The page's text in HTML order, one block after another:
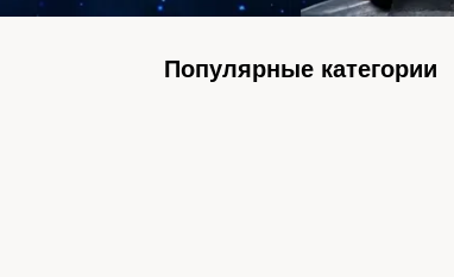
Популярные категории